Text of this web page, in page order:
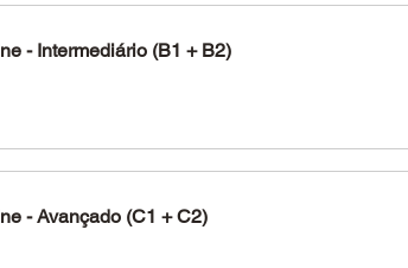
- Intermediário (B1 + B2)
- Avançado (C1 + C2)